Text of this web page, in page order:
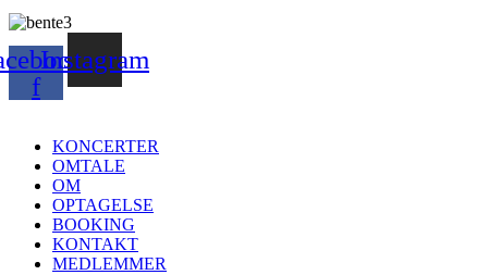
f
Instagram
KONCERTER
OMTALE
OM
OPTAGELSE
BOOKING
KONTAKT
MEDLEMMER